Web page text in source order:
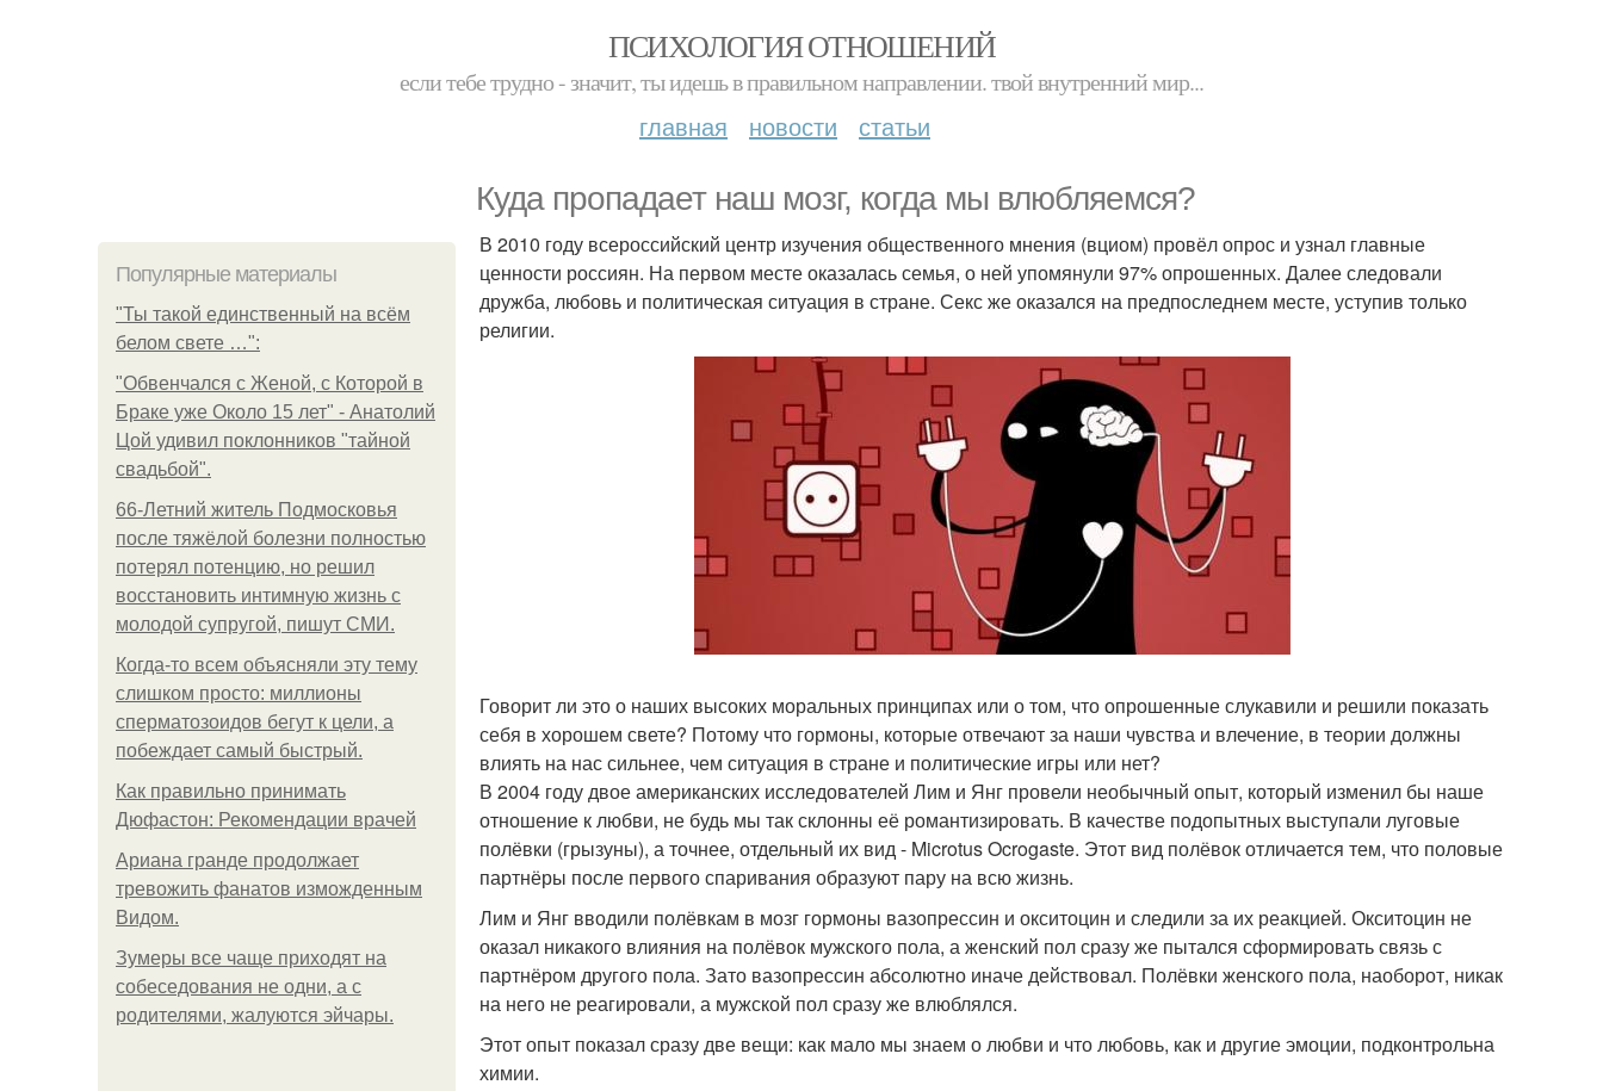
ПСИХОЛОГИЯ ОТНОШЕНИЙ
если тебе трудно - значит, ты идешь в правильном направлении. твой внутренний мир...
главная новости статьи
Куда пропадает наш мозг, когда мы влюбляемся?
Популярные материалы
"Ты такой единственный на всём
белом свете …":
"Обвенчался с Женой, с Которой в
Браке уже Около 15 лет" - Анатолий
Цой удивил поклонников "тайной
свадьбой".
66-Летний житель Подмосковья
после тяжёлой болезни полностью
потерял потенцию, но решил
восстановить интимную жизнь с
молодой супругой, пишут СМИ.
Когда-то всем объясняли эту тему
слишком просто: миллионы
сперматозоидов бегут к цели, а
побеждает самый быстрый.
Как правильно принимать
Дюфастон: Рекомендации врачей
Ариана гранде продолжает
тревожить фанатов изможденным
Видом.
Зумеры все чаще приходят на
собеседования не одни, а с
родителями, жалуются эйчары.
В 2010 году всероссийский центр изучения общественного мнения (вциом) провёл опрос и узнал главные
ценности россиян. На первом месте оказалась семья, о ней упомянули 97% опрошенных. Далее следовали
дружба, любовь и политическая ситуация в стране. Секс же оказался на предпоследнем месте, уступив только
религии.
Говорит ли это о наших высоких моральных принципах или о том, что опрошенные слукавили и решили показать
себя в хорошем свете? Потому что гормоны, которые отвечают за наши чувства и влечение, в теории должны
влиять на нас сильнее, чем ситуация в стране и политические игры или нет?
В 2004 году двое американских исследователей Лим и Янг провели необычный опыт, который изменил бы наше
отношение к любви, не будь мы так склонны её романтизировать. В качестве подопытных выступали луговые
полёвки (грызуны), а точнее, отдельный их вид - Microtus Ocrogaste. Этот вид полёвок отличается тем, что половые
партнёры после первого спаривания образуют пару на всю жизнь.
Лим и Янг вводили полёвкам в мозг гормоны вазопрессин и окситоцин и следили за их реакцией. Окситоцин не
оказал никакого влияния на полёвок мужского пола, а женский пол сразу же пытался сформировать связь с
партнёром другого пола. Зато вазопрессин абсолютно иначе действовал. Полёвки женского пола, наоборот, никак
на него не реагировали, а мужской пол сразу же влюблялся.
Этот опыт показал сразу две вещи: как мало мы знаем о любви и что любовь, как и другие эмоции, подконтрольна
химии.